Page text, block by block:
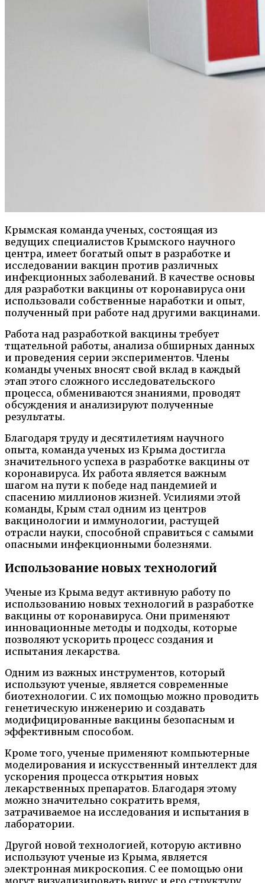
Крымская команда ученых, состоящая из
ведущих специалистов Крымского научного
центра, имеет богатый опыт в разработке и
исследовании вакцин против различных
инфекционных заболеваний. В качестве основы
для разработки вакцины от коронавируса они
использовали собственные наработки и опыт,
полученный при работе над другими вакцинами.
Работа над разработкой вакцины требует
тщательной работы, анализа обширных данных
и проведения серии экспериментов. Члены
команды ученых вносят свой вклад в каждый
этап этого сложного исследовательского
процесса, обмениваются знаниями, проводят
обсуждения и анализируют полученные
результаты.
Благодаря труду и десятилетиям научного
опыта, команда ученых из Крыма достигла
значительного успеха в разработке вакцины от
коронавируса. Их работа является важным
шагом на пути к победе над пандемией и
спасению миллионов жизней. Усилиями этой
команды, Крым стал одним из центров
вакцинологии и иммунологии, растущей
отрасли науки, способной справиться с самыми
опасными инфекционными болезнями.
Использование новых технологий
Ученые из Крыма ведут активную работу по
использованию новых технологий в разработке
вакцины от коронавируса. Они применяют
инновационные методы и подходы, которые
позволяют ускорить процесс создания и
испытания лекарства.
Одним из важных инструментов, который
используют ученые, является современные
биотехнологии. С их помощью можно проводить
генетическую инженерию и создавать
модифицированные вакцины безопасным и
эффективным способом.
Кроме того, ученые применяют компьютерные
моделирования и искусственный интеллект для
ускорения процесса открытия новых
лекарственных препаратов. Благодаря этому
можно значительно сократить время,
затрачиваемое на исследования и испытания в
лаборатории.
Другой новой технологией, которую активно
используют ученые из Крыма, является
электронная микроскопия. С ее помощью они
могут визуализировать вирус и его структуру,